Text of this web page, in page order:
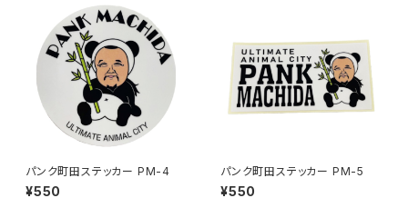
パンク町田ステッカー PM-4
¥550
パンク町田ステッカー PM-5
¥550